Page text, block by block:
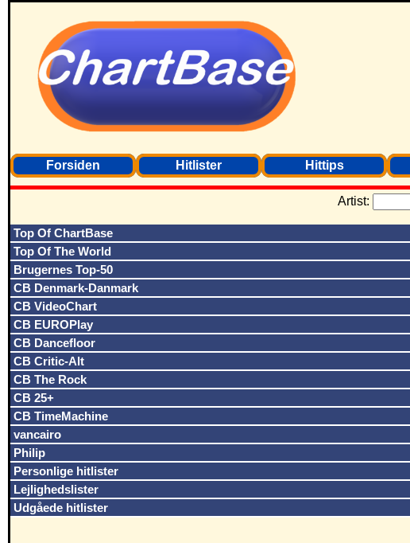
Forsiden Hitlister Hittips
Artist:
Top Of ChartBase
Top Of The World
Brugernes Top-50
CB Denmark-Danmark
CB VideoChart
CB EUROPlay
CB Dancefloor
CB Critic-Alt
CB The Rock
CB 25+
CB TimeMachine
vancairo
Philip
Personlige hitlister
Lejlighedslister
Udgåede hitlister